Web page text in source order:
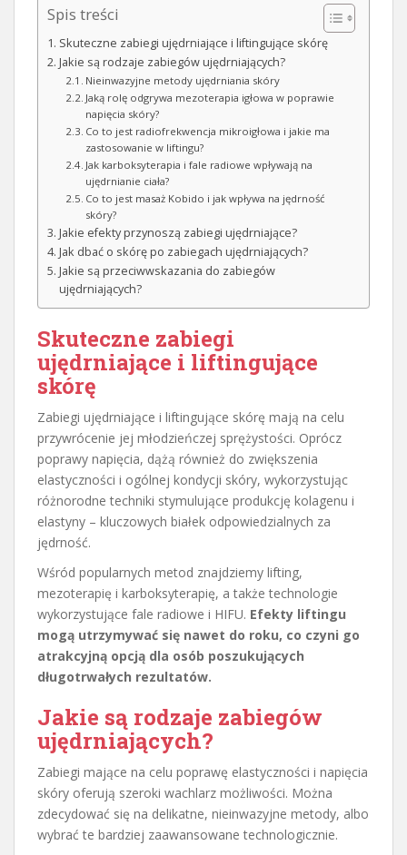
Spis treści
Skuteczne zabiegi ujędrniające i liftingujące skórę
Jakie są rodzaje zabiegów ujędrniających?
Nieinwazyjne metody ujędrniania skóry
Jaką rolę odgrywa mezoterapia igłowa w poprawie
napięcia skóry?
Co to jest radiofrekwencja mikroigłowa i jakie ma
zastosowanie w liftingu?
Jak karboksyterapia i fale radiowe wpływają na
ujędrnianie ciała?
Co to jest masaż Kobido i jak wpływa na jędrność
skóry?
Jakie efekty przynoszą zabiegi ujędrniające?
Jak dbać o skórę po zabiegach ujędrniających?
Jakie są przeciwwskazania do zabiegów
ujędrniających?
Skuteczne zabiegi
ujędrniające i liftingujące
skórę
Zabiegi ujędrniające i liftingujące skórę mają na celu
przywrócenie jej młodzieńczej sprężystości. Oprócz
poprawy napięcia, dążą również do zwiększenia
elastyczności i ogólnej kondycji skóry, wykorzystując
różnorodne techniki stymulujące produkcję kolagenu i
elastyny – kluczowych białek odpowiedzialnych za
jędrność.
Wśród popularnych metod znajdziemy lifting,
mezoterapię i karboksyterapię, a także technologie
wykorzystujące fale radiowe i HIFU. Efekty liftingu
mogą utrzymywać się nawet do roku, co czyni go
atrakcyjną opcją dla osób poszukujących
długotrwałych rezultatów.
Jakie są rodzaje zabiegów
ujędrniających?
Zabiegi mające na celu poprawę elastyczności i napięcia
skóry oferują szeroki wachlarz możliwości. Można
zdecydować się na delikatne, nieinwazyjne metody, albo
wybrać te bardziej zaawansowane technologicznie.